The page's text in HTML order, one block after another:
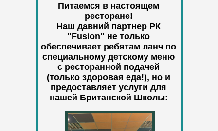
Питаемся в настоящем
ресторане!
Наш давний партнер РК
"Fusion" не только
обеспечивает ребятам ланч по
специальному детскому меню
с ресторанной подачей
(только здоровая еда!), но и
предоставляет услуги для
нашей Британской Школы:
преподаватель английского
и китайского языков